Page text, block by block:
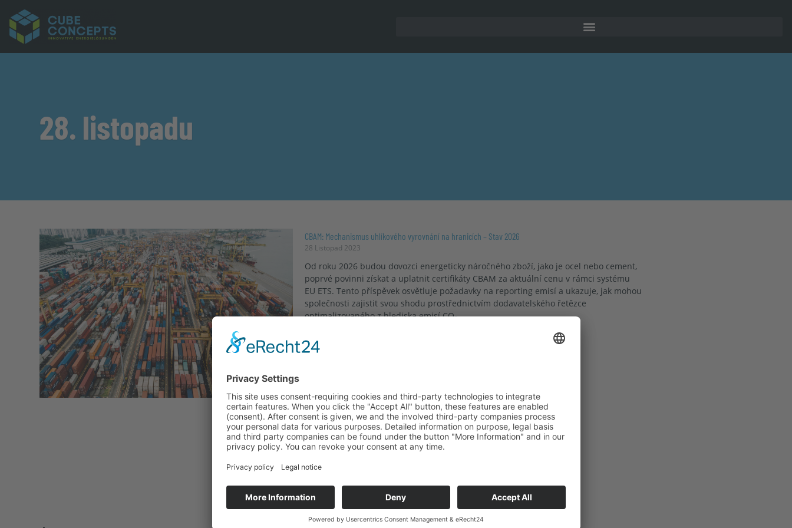
28. listopadu
CBAM: Mechanismus uhlíkového vyrovnání na hranicích – Stav 2026
28 Listopad 2023
Od roku 2026 budou dovozci energeticky náročného zboží, jako je ocel nebo cement,
poprvé povinni získat a uplatnit certifikáty CBAM za aktuální cenu v rámci systému
EU ETS. Tento příspěvek osvětluje požadavky na reporting emisí a ukazuje, jak mohou
společnosti zajistit svou shodu prostřednictvím dodavatelského řetězce
optimalizovaného z hlediska emisí CO₂.